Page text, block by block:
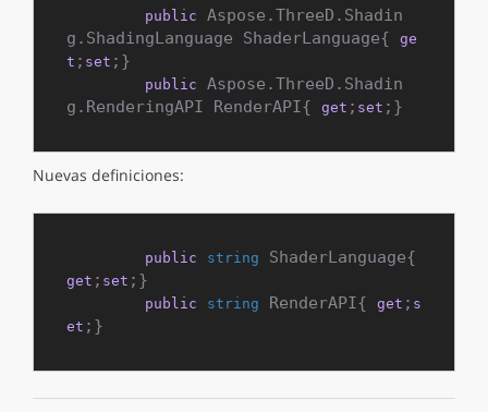
public
Aspose.ThreeD.Shadin
g.ShadingLanguage ShaderLanguage{ ge
t ; set ;}
public
Aspose.ThreeD.Shadin
g.RenderingAPI RenderAPI{ get ; set ;}
Nuevas definiciones:
public string
get ; set ;}
public string RenderAPI{ get ; s
et ;}